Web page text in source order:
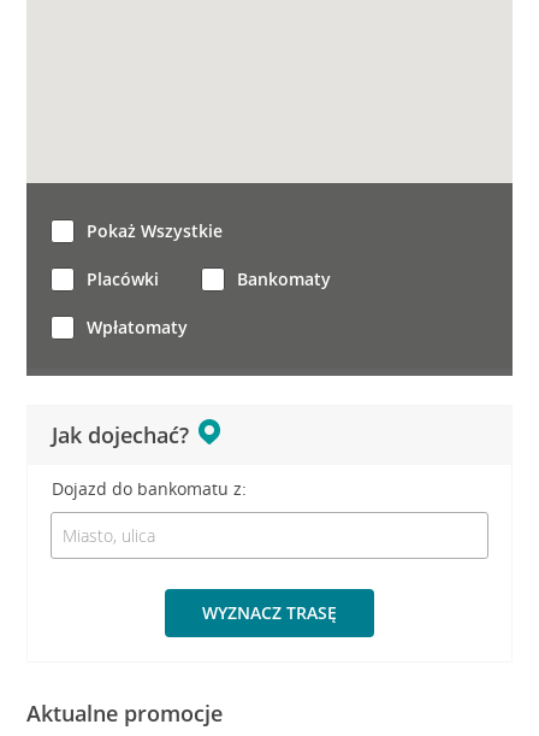
Jak dojechać?
Dojazd do bankomatu z:
WYZNACZ TRASĘ
Pokaż Wszystkie
Placówki Bankomaty
Wpłatomaty
Aktualne promocje